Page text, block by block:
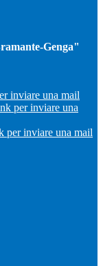
Genga"
inviare una mail
per inviare una
per inviare una mail